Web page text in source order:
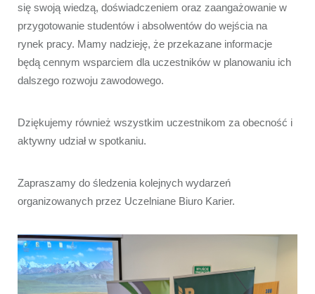
się swoją wiedzą, doświadczeniem oraz zaangażowanie w
przygotowanie studentów i absolwentów do wejścia na
rynek pracy. Mamy nadzieję, że przekazane informacje
będą cennym wsparciem dla uczestników w planowaniu ich
dalszego rozwoju zawodowego.
Dziękujemy również wszystkim uczestnikom za obecność i
aktywny udział w spotkaniu.
Zapraszamy do śledzenia kolejnych wydarzeń
organizowanych przez Uczelniane Biuro Karier.